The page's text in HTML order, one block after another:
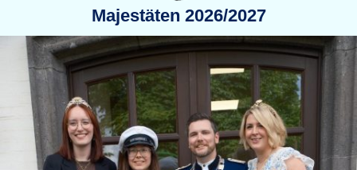
Majestäten 2026/2027